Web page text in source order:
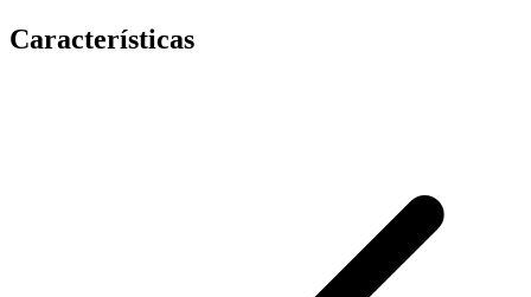
Características